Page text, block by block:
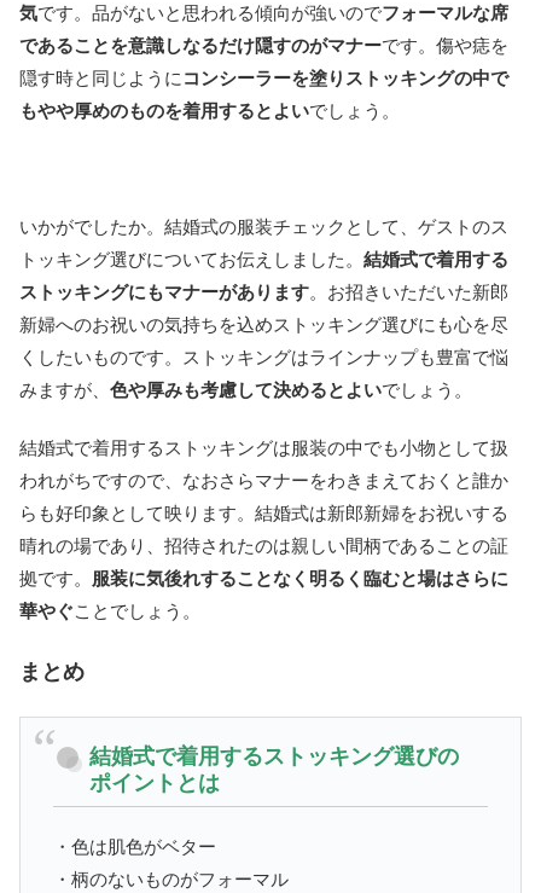
気です。品がないと思われる傾向が強いのでフォーマルな席
であることを意識しなるだけ隠すのがマナーです。傷や痣を
隠す時と同じように コンシーラーを塗りストッキングの中で
もやや厚めのものを着用するとよいでしょう。
いかがでしたか。結婚式の服装チェックとして、ゲストのス
トッキング選びについてお伝えしました。 結婚式で着用する
ストッキングにもマナーがあります。お招きいただいた新郎
新婦へのお祝いの気持ちを込めストッキング選びにも心を尽
くしたいものです。ストッキングはラインナップも豊富で悩
みますが、 色や厚みも考慮して決めるとよいでしょう。
結婚式で着用するストッキングは服装の中でも小物として扱
われがちですので、なおさらマナーをわきまえておくと誰か
らも好印象として映ります。結婚式は新郎新婦をお祝いする
晴れの場であり、招待されたのは親しい間柄であることの証
拠です。 服装に気後れすることなく明るく臨むと場はさらに
華やぐことでしょう。
まとめ
結婚式で着用するストッキング選びの
ポイントとは
・色は肌色がベター
・柄のないものがフォーマル